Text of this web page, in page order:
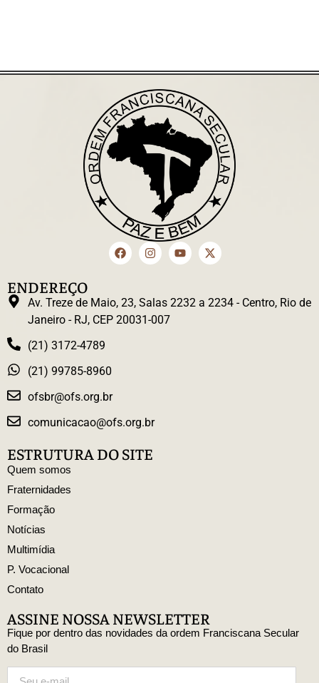
ENDEREÇO
Av. Treze de Maio, 23, Salas 2232 a 2234 - Centro, Rio de
Janeiro - RJ, CEP 20031-007
(21) 3172-4789
(21) 99785-8960
ofsbr@ofs.org.br
comunicacao@ofs.org.br
ESTRUTURA DO SITE
Quem somos
Fraternidades
Formação
Notícias
Multimídia
P. Vocacional
Contato
ASSINE NOSSA NEWSLETTER
Fique por dentro das novidades da ordem Franciscana Secular
do Brasil